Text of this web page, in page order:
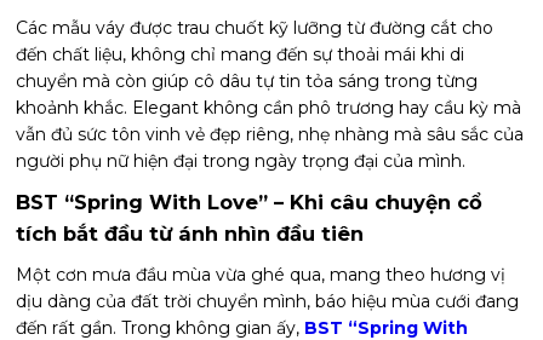
Các mẫu váy được trau chuốt kỹ lưỡng từ đường cắt cho
đến chất liệu, không chỉ mang đến sự thoải mái khi di
chuyển mà còn giúp cô dâu tự tin tỏa sáng trong từng
khoảnh khắc. Elegant không cần phô trương hay cầu kỳ mà
vẫn đủ sức tôn vinh vẻ đẹp riêng, nhẹ nhàng mà sâu sắc của
người phụ nữ hiện đại trong ngày trọng đại của mình.
BST “Spring With Love” – Khi câu chuyện cổ
tích bắt đầu từ ánh nhìn đầu tiên
Một cơn mưa đầu mùa vừa ghé qua, mang theo hương vị
dịu dàng của đất trời chuyển mình, báo hiệu mùa cưới đang
đến rất gần. Trong không gian ấy, BST “Spring With